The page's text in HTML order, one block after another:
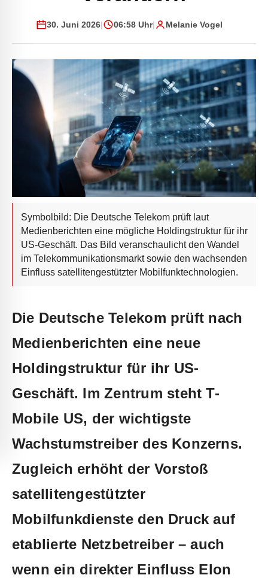
30. Juni 2026| 06:58 Uhr| Melanie Vogel
Symbolbild: Die Deutsche Telekom prüft laut
Medienberichten eine mögliche Holdingstruktur für ihr
US-Geschäft. Das Bild veranschaulicht den Wandel
im Telekommunikationsmarkt sowie den wachsenden
Einfluss satellitengestützter Mobilfunktechnologien.
Die Deutsche Telekom prüft nach
Medienberichten eine neue
Holdingstruktur für ihr US-
Geschäft. Im Zentrum steht T-
Mobile US, der wichtigste
Wachstumstreiber des Konzerns.
Zugleich erhöht der Vorstoß
satellitengestützter
Mobilfunkdienste den Druck auf
etablierte Netzbetreiber – auch
wenn ein direkter Einfluss Elon